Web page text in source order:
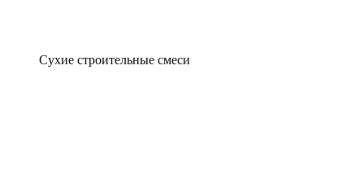
Сухие строительные смеси